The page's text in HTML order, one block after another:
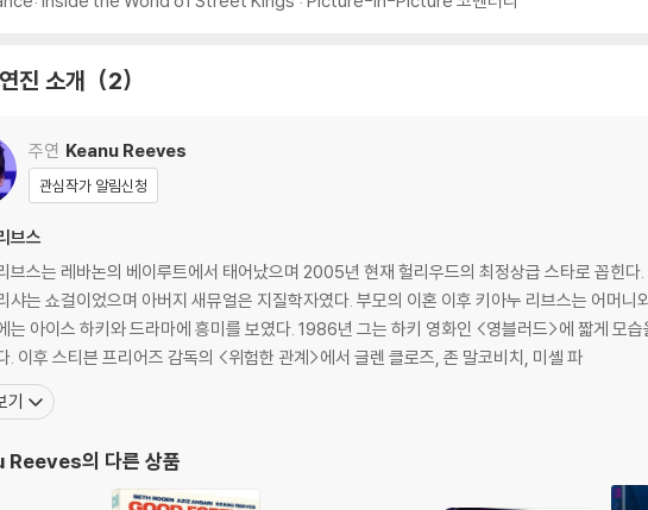
동영상 및 재생 기기 모델명을 첨부하여 첨부하여 고객센터에 문의 바랍니다.
한정판, 초회 한정판의 경우 제작 수량이 한정되어 있고, 택배 이동 과정에서의 손상이 발생하면
상품의 변심, 오구매로 인한 반품은 회송된 상품의 상태 확인 후 진행이 가능합니다. 택배 이동
진 소개 2
주연 Keanu Reeves
관심작가 알림신청
브스
브스는 레바논의 베이루트에서 태어났으며 2005년 현재 헐리우드의 최정상급 스타로 꼽힌
샤는 쇼걸이었으며 아버지 새뮤얼은 지질학자였다. 부모의 이혼 이후 키아누 리브스는 어머
는 아이스 하키와 드라마에 흥미를 보였다. 1986년 그는 하키 영화인 <영블러드>에 짧게 모
. 이후 스티븐 프리어즈 감독의 <위험한 관계>에서 글렌 클로즈, 존 말코비치, 미셸 파
기
Reeves의 다른 상품